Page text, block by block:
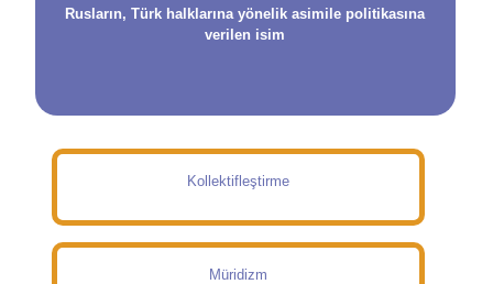
Rusların, Türk halklarına yönelik asimile politikasına
verilen isim
Kollektifleştirme
Müridizm